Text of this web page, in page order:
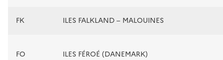
FK ILES FALKLAND – MALOUINES
FO ILES FÉROÉ (DANEMARK)